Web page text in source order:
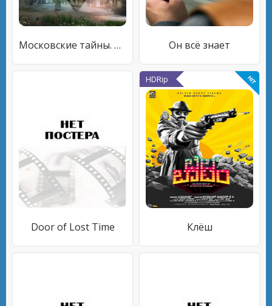
Московские тайны. Тринадцатое колено Он всё знает
Door of Lost Time
HDRip
Клёш